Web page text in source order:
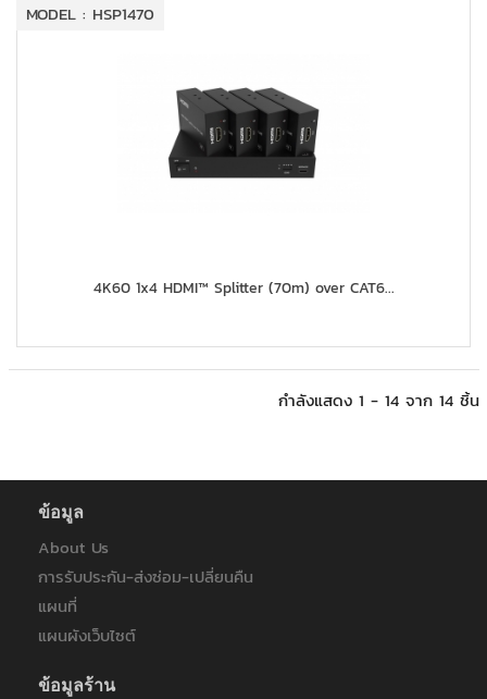
MODEL : HSP1470
4K60 1x4 HDMI™ Splitter (70m) over CAT6...
กำลังแสดง 1 - 14 จาก 14 ชิ้น
ข้อมูล
About Us
การรับประกัน-ส่งซ่อม-เปลี่ยนคืน
แผนที่
แผนผังเว็บไซต์
ข้อมูลร้าน